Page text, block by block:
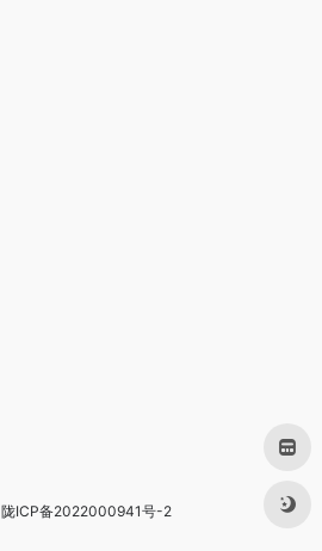
陇ICP备2022000941号-2